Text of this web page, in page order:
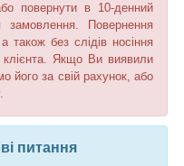
повернути в 10-денний
замовлення. Повернення
також без слідів носіння
клієнта. Якщо Ви виявили
його за свій рахунок, або
питання